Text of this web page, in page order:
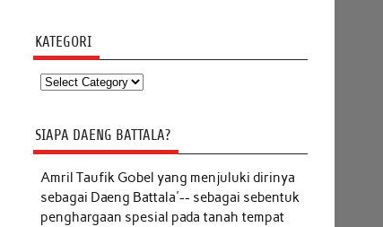
KATEGORI
Kategori
SIAPA DAENG BATTALA?
Amril Taufik Gobel yang menjuluki dirinya
sebagai Daeng Battala'-- sebagai sebentuk
penghargaan spesial pada tanah tempat